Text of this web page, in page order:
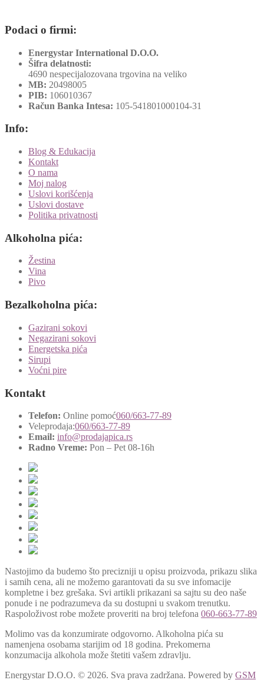
Podaci o firmi:
Energystar International D.O.O.
Šifra delatnosti:
4690 nespecijalozovana trgovina na veliko
MB: 20498005
PIB: 106010367
Račun Banka Intesa: 105-541801000104-31
Info:
Blog & Edukacija
Kontakt
O nama
Moj nalog
Uslovi korišćenja
Uslovi dostave
Politika privatnosti
Alkoholna pića:
Žestina
Vina
Pivo
Bezalkoholna pića:
Gazirani sokovi
Negazirani sokovi
Energetska pića
Sirupi
Voćni pire
Kontakt
Telefon: Online pomoć060/663-77-89
Veleprodaja:060/663-77-89
Email: info@prodajapica.rs
Radno Vreme: Pon – Pet 08-16h
Nastojimo da budemo što precizniji u opisu proizvoda, prikazu slika
i samih cena, ali ne možemo garantovati da su sve infomacije
kompletne i bez grešaka. Svi artikli prikazani sa sajtu su deo naše
ponude i ne podrazumeva da su dostupni u svakom trenutku.
Raspoloživost robe možete proveriti na broj telefona 060-663-77-89
Molimo vas da konzumirate odgovorno. Alkoholna pića su
namenjena osobama starijim od 18 godina. Prekomerna
konzumacija alkohola može štetiti vašem zdravlju.
Energystar D.O.O. © 2026. Sva prava zadržana. Powered by GSM